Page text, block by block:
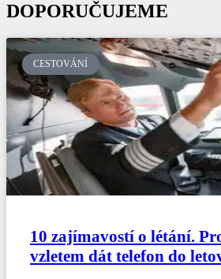
DOPORUČUJEME
CESTOVÁNÍ
10 zajímavostí o létání.
vzletem dát telefon do